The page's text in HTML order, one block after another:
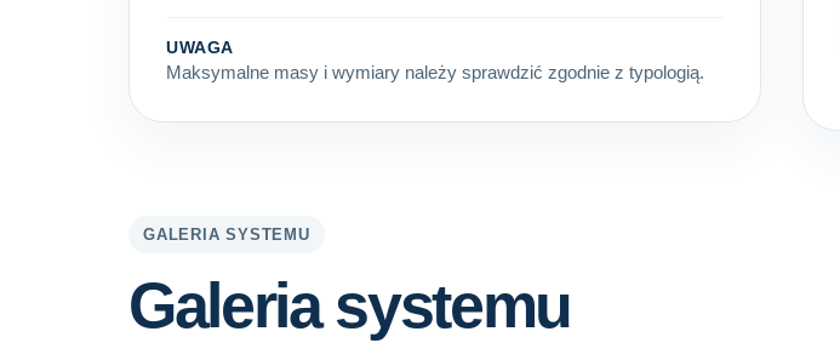
UWAGA
Maksymalne masy i wymiary należy sprawdzić zgodnie z typologią.
GALERIA SYSTEMU
Galeria systemu